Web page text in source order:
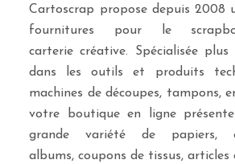
Cartoscrap propose depuis 2008
fournitures pour le
carterie créative. Spécialisée
dans les outils et produits
machines de découpes, tampons,
votre boutique en ligne
grande variété de papiers,
albums, coupons de tissus, articles